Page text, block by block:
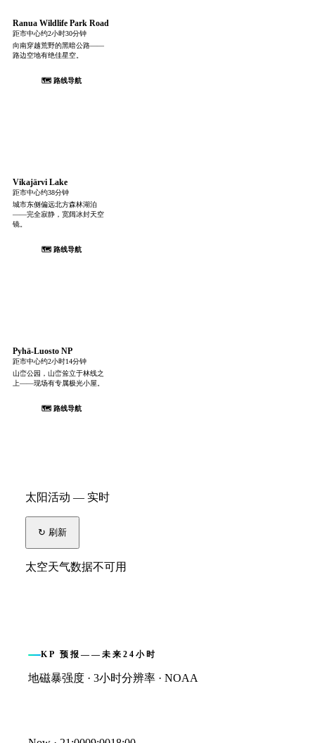
Ranua Wildlife Park Road
距市中心约2小时30分钟
向南穿越荒野的黑暗公路——
路边空地有绝佳星空。
🗺 路线导航
Vikajärvi Lake
距市中心约38分钟
城市东侧偏远北方森林湖泊
——完全寂静，宽阔冰封天空
镜。
🗺 路线导航
Pyhä-Luosto NP
距市中心约2小时14分钟
山峦公园，山峦耸立于林线之
上——现场有专属极光小屋。
🗺 路线导航
太阳活动 — 实时
↻ 刷新
太空天气数据不可用
KP 预报——未来24小时
地磁暴强度 · 3小时分辨率 · NOAA